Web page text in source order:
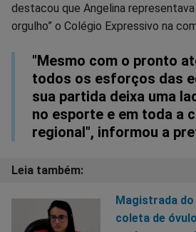
destacou que Angelina
orgulho” o Colégio Expressivo na
"Mesmo com o pronto
todos os esforços das
sua partida deixa uma
no esporte e em toda a
regional", informou a
Magistrada do
coleta de